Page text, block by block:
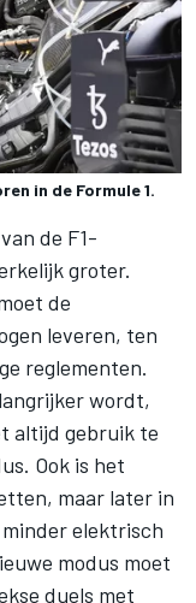
in de Formule 1.
de F1-
groter.
de
leveren, ten
reglementen.
wordt,
altijd gebruik te
Ook is het
maar later in
elektrisch
modus moet
duels met